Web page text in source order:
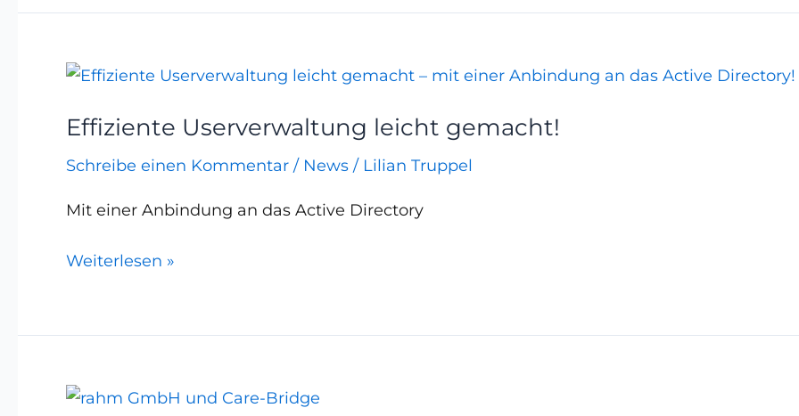
Effiziente Userverwaltung leicht gemacht!
Schreibe einen Kommentar / News / Lilian Truppel
Mit einer Anbindung an das Active Directory
Effiziente
leicht
gemacht!
Weiterlesen »
Digitalisierung